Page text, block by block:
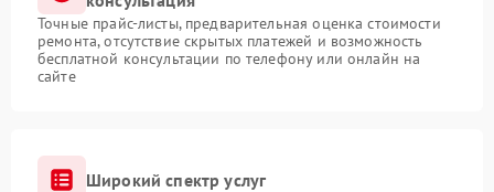
Точные прайс-листы, предварительная оценка стоимости
ремонта, отсутствие скрытых платежей и возможность
бесплатной консультации по телефону или онлайн на
сайте
Широкий спектр услуг